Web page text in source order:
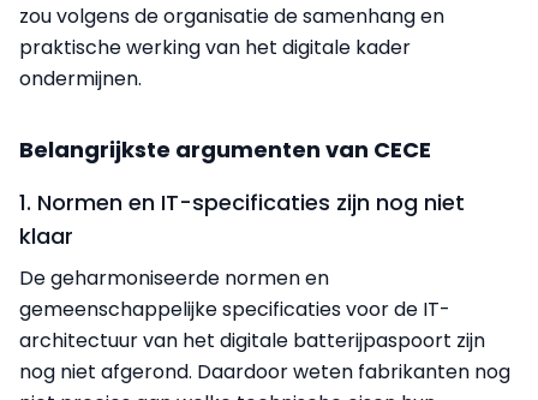
zou volgens de organisatie de samenhang en
praktische werking van het digitale kader
ondermijnen.
Belangrijkste argumenten van CECE
1. Normen en IT-specificaties zijn nog niet
klaar
De geharmoniseerde normen en
gemeenschappelijke specificaties voor de IT-
architectuur van het digitale batterijpaspoort zijn
nog niet afgerond. Daardoor weten fabrikanten nog